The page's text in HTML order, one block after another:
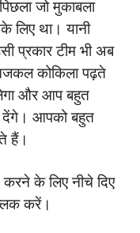
जो मुकाबला
लिए था। यानी
प्रकार टीम भी अब
कोकिला पढ़ते
और आप बहुत
देंगे। आपको बहुत
हैं।
करने के लिए नीचे दिए
करें।